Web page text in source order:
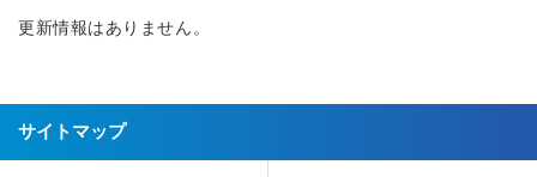
更新情報はありません。
サイトマップ